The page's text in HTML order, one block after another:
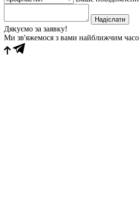
Надіслати
Дякуємо за заявку!
Ми зв'яжемося з вами найближчим